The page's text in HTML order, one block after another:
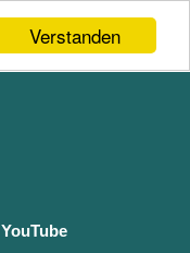
Verstanden
YouTube